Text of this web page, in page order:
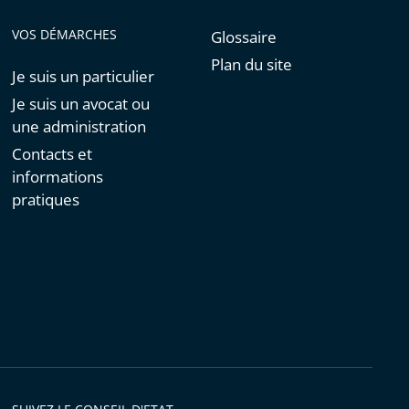
VOS DÉMARCHES
Je suis un particulier
Je suis un avocat ou
une administration
Contacts et
informations
pratiques
Glossaire
Plan du site